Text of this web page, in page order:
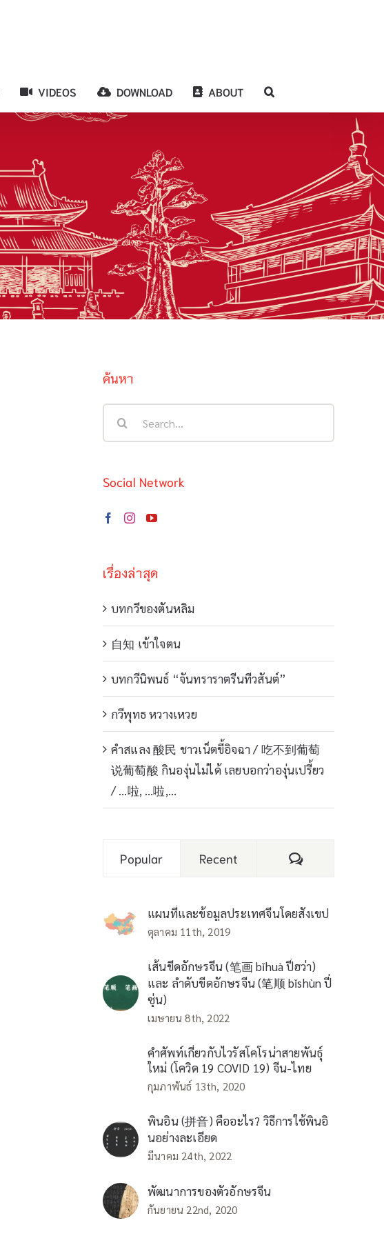
VIDEOS DOWNLOAD ABOUT
ค้นหา
Social Network
เรื่องล่าสุด
บทกวีของตันหลิม
自知 เข้าใจตน
บทกวีนิพนธ์ “จันทราราตรีนทีวสันต์”
กวีพุทธ หวางเหวย
คำสแลง 酸民 ชาวเน็ตขี้อิจฉา / 吃不到葡萄
说葡萄酸 กินองุ่นไม่ได้ เลยบอกว่าองุ่นเปรี้ยว
/ …啦, …啦,…
Popular Recent Comments
แผนที่และข้อมูลประเทศจีนโดยสังเขป
ตุลาคม 11th, 2019
เส้นขีดอักษรจีน (笔画 bǐhuà ปี่ฮว่า)
และ ลำดับขีดอักษรจีน (笔顺 bǐshùn ปี่
ซุ่น)
เมษายน 8th, 2022
คำศัพท์เกี่ยวกับไวรัสโคโรน่าสายพันธุ์
ใหม่ (โควิด 19 COVID 19) จีน-ไทย
กุมภาพันธ์ 13th, 2020
พินอิน (拼音) คืออะไร? วิธีการใช้พินอิ
นอย่างละเอียด
มีนาคม 24th, 2022
พัฒนาการของตัวอักษรจีน
กันยายน 22nd, 2020